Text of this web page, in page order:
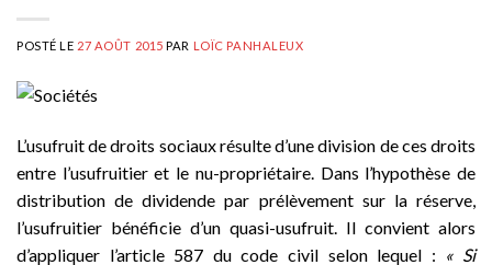
POSTÉ LE 27 AOÛT 2015 PAR LOÏC PANHALEUX
L’usufruit de droits sociaux résulte d’une division de ces droits
entre l’usufruitier et le nu-propriétaire. Dans l’hypothèse de
distribution de dividende par prélèvement sur la réserve,
l’usufruitier bénéficie d’un quasi-usufruit. Il convient alors
d’appliquer l’article 587 du code civil selon lequel : « Si